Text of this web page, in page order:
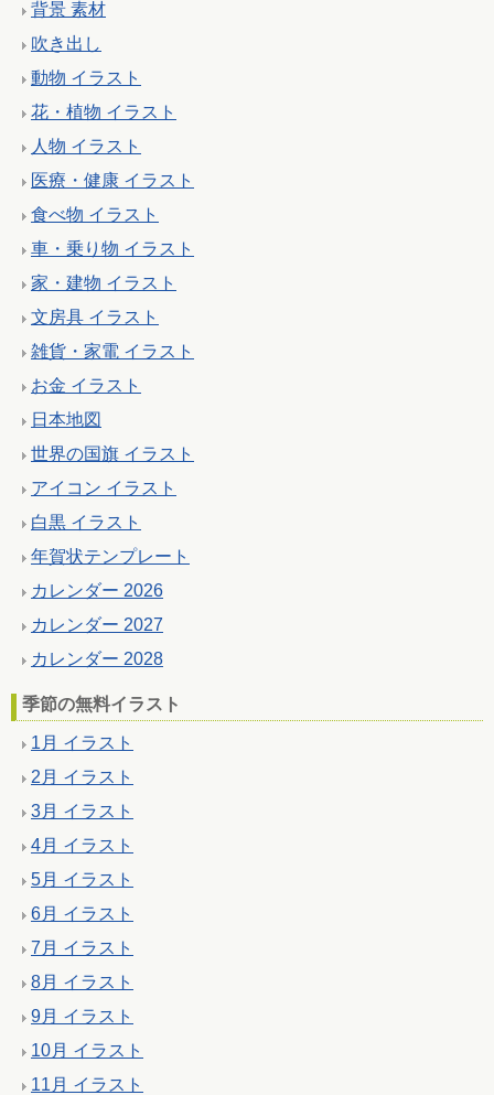
背景 素材
吹き出し
動物 イラスト
花・植物 イラスト
人物 イラスト
医療・健康 イラスト
食べ物 イラスト
車・乗り物 イラスト
家・建物 イラスト
文房具 イラスト
雑貨・家電 イラスト
お金 イラスト
日本地図
世界の国旗 イラスト
アイコン イラスト
白黒 イラスト
年賀状テンプレート
カレンダー 2026
カレンダー 2027
カレンダー 2028
季節の無料イラスト
1月 イラスト
2月 イラスト
3月 イラスト
4月 イラスト
5月 イラスト
6月 イラスト
7月 イラスト
8月 イラスト
9月 イラスト
10月 イラスト
11月 イラスト